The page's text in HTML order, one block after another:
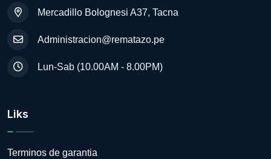
Mercadillo Bolognesi A37, Tacna
Administracion@rematazo.pe
Lun-Sab (10.00AM - 8.00PM)
Liks
Terminos de garantia